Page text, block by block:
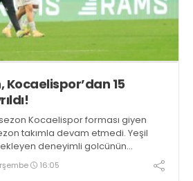
Kocaelispor’dan 15
sezon Kocaelispor forması giyen
takımla devam etmedi. Yeşil
deneyimli golcünün
kesecek.16:05